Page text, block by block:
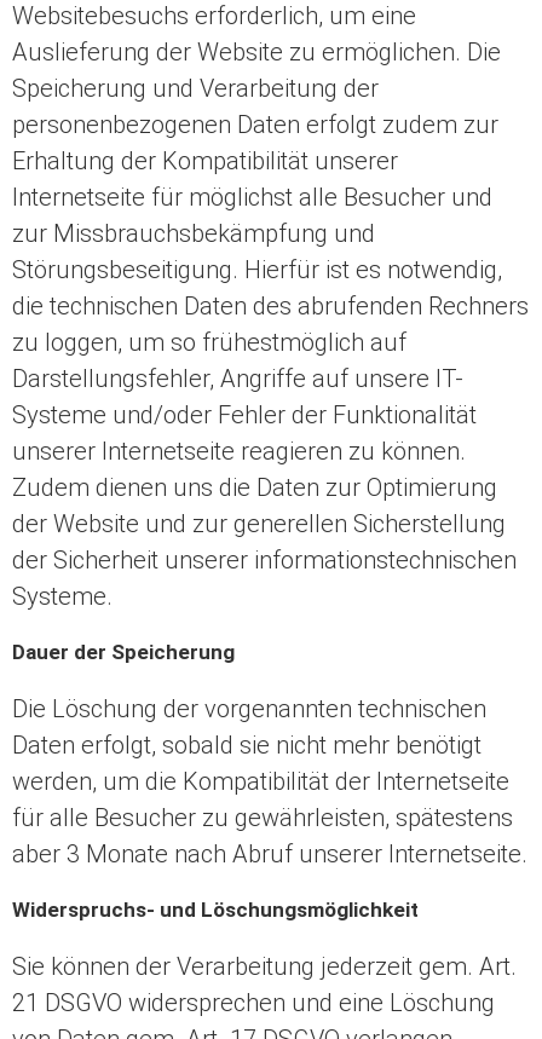
Websitebesuchs erforderlich, um eine
Auslieferung der Website zu ermöglichen. Die
Speicherung und Verarbeitung der
personenbezogenen Daten erfolgt zudem zur
Erhaltung der Kompatibilität unserer
Internetseite für möglichst alle Besucher und
zur Missbrauchsbekämpfung und
Störungsbeseitigung. Hierfür ist es notwendig,
die technischen Daten des abrufenden Rechners
zu loggen, um so frühestmöglich auf
Darstellungsfehler, Angriffe auf unsere IT-
Systeme und/oder Fehler der Funktionalität
unserer Internetseite reagieren zu können.
Zudem dienen uns die Daten zur Optimierung
der Website und zur generellen Sicherstellung
der Sicherheit unserer informationstechnischen
Systeme.
Dauer der Speicherung
Die Löschung der vorgenannten technischen
Daten erfolgt, sobald sie nicht mehr benötigt
werden, um die Kompatibilität der Internetseite
für alle Besucher zu gewährleisten, spätestens
aber 3 Monate nach Abruf unserer Internetseite.
Widerspruchs- und Löschungsmöglichkeit
Sie können der Verarbeitung jederzeit gem. Art.
21 DSGVO widersprechen und eine Löschung